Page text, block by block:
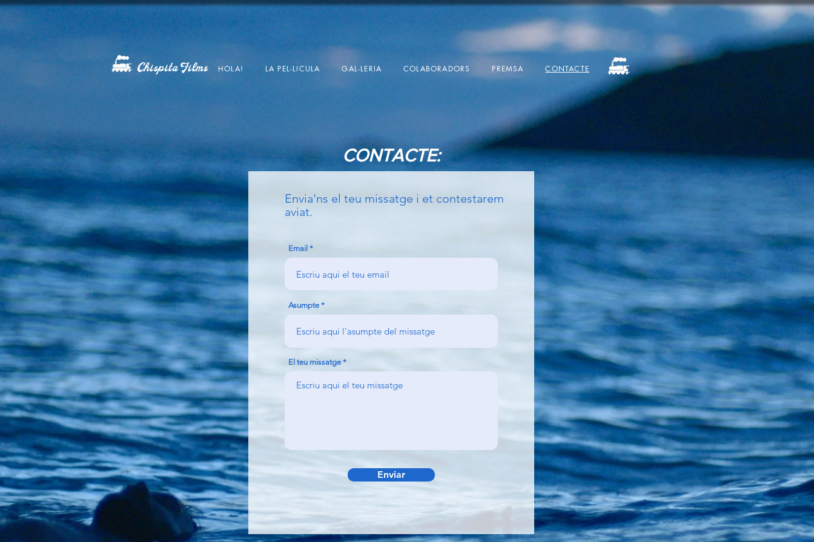
HOLA! LA PEL-LICULA GAL-LERIA COLABORADORS PREMSA CONTACTE
CONTACTE:
Envia'ns el teu missatge i et contestarem
aviat.
Email
Asumpte
El teu missatge
Enviar